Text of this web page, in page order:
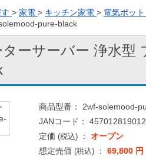
> 家電 > キッチン家電 > 電気ポッ
pure-black
ーサーバー 浄水型
商品型番： 2wf-solemood-
JANコード：
定価 (税込) ： オープン
想定売価 (税込) ： 69,800 円